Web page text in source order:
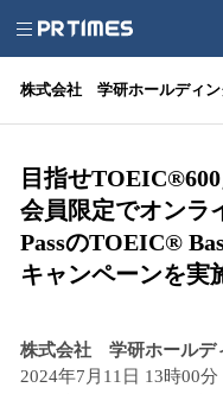
株式会社 学研ホールディン
目指せ
会員限定でオンラ
PassのTOEIC®
キャンペーンを実
株式会社 学研ホールデ
2024年7月11日 13時00分